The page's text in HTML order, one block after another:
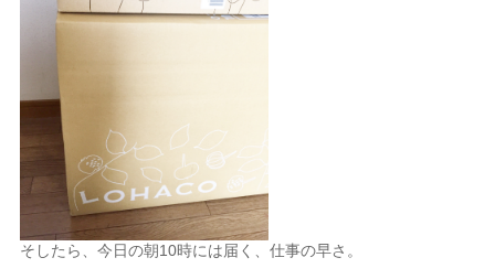
そしたら、今日の朝10時には届く、仕事の早さ。